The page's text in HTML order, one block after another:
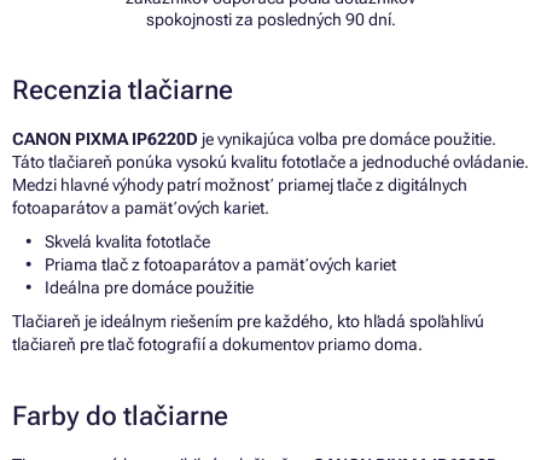
spokojnosti za posledných 90 dní.
Recenzia tlačiarne
CANON PIXMA IP6220D je vynikajúca voľba pre domáce použitie.
Táto tlačiareň ponúka vysokú kvalitu fototlače a jednoduché ovládanie.
Medzi hlavné výhody patrí možnosť priamej tlače z digitálnych
fotoaparátov a pamäťových kariet.
Skvelá kvalita fototlače
Priama tlač z fotoaparátov a pamäťových kariet
Ideálna pre domáce použitie
Tlačiareň je ideálnym riešením pre každého, kto hľadá spoľahlivú
tlačiareň pre tlač fotografií a dokumentov priamo doma.
Farby do tlačiarne